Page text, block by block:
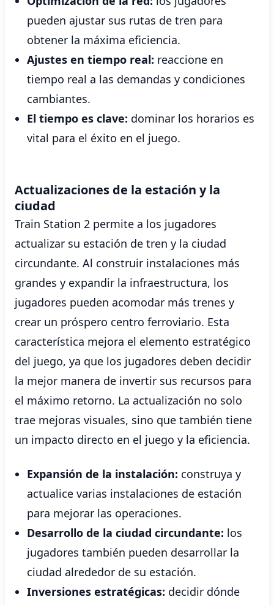
pueden ajustar sus rutas de tren para
obtener la máxima eficiencia.
Ajustes en tiempo real: reaccione en
tiempo real a las demandas y condiciones
cambiantes.
El tiempo es clave: dominar los horarios es
vital para el éxito en el juego.
Actualizaciones de la estación y la
ciudad
Train Station 2 permite a los jugadores
actualizar su estación de tren y la ciudad
circundante. Al construir instalaciones más
grandes y expandir la infraestructura, los
jugadores pueden acomodar más trenes y
crear un próspero centro ferroviario. Esta
característica mejora el elemento estratégico
del juego, ya que los jugadores deben decidir
la mejor manera de invertir sus recursos para
el máximo retorno. La actualización no solo
trae mejoras visuales, sino que también tiene
un impacto directo en el juego y la eficiencia.
Expansión de la instalación: construya y
actualice varias instalaciones de estación
para mejorar las operaciones.
Desarrollo de la ciudad circundante: los
jugadores también pueden desarrollar la
ciudad alrededor de su estación.
Inversiones estratégicas: decidir dónde